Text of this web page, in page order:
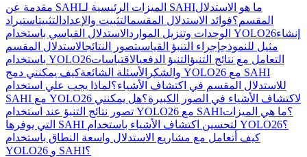
مقدمة عن SAHI الميزات الرئيسية لـ SAHIما هو الاستدلال
المقسم؟فوائد الاستدلال المقسمالتثبيت والإعداد التثبيتاستيراد
الوحدات وتنزيل الموارد الاستدلال القياسي باستخدام YOLO26إنشاء
مثيل للنموذجإجراء التنبؤ القياسيتصور النتائجالاستدلال المقسم
باستخدام YOLO26
التعامل مع نتائج التنبؤ التنبؤ الدفعيالاقتباسات
والشكر الأسئلة الشائعةكيف يمكنني دمج YOLO26 مع SAHI
للاستدلال المقسم في اكتشاف الأشياء؟لماذا يجب علي استخدام
SAHI مع YOLO26 لاكتشاف الأشياء في الصور الكبيرة؟هل يمكنني
تصور نتائج التنبؤ عند استخدام YOLO26 مع SAHI؟ما هي الميزات
التي يوفرها SAHI لتحسين اكتشاف الأشياء باستخدام YOLO26؟
كيف أتعامل مع مشاريع الاستدلال واسعة النطاق باستخدام
YOLO26 و SAHI؟